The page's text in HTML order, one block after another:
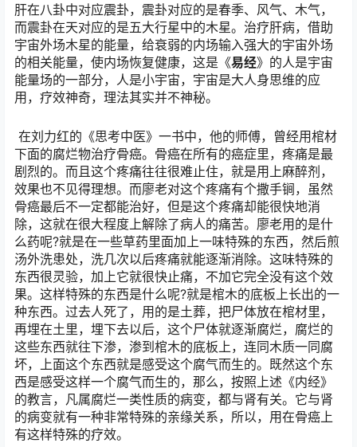
肝在八卦中对应震卦，震卦对应的是春季、风气、木气，
而震卦在天对应的是五大行星中的木星。治疗肝病，借助
宇宙外场木星的能量，给衰弱的内场输入强大的宇宙外场
的相关能量，使内场恢复健康，这是《易经》的人是宇宙
能量场的一部分，人是小宇宙，宇宙是大人身思维的应
用，疗效神奇，理法其实并不神秘。
在刘力红的《思考中医》一书中，他的师傅，曾经用棺材
下面的腐烂物治疗骨癌。骨癌在所有的癌症里，疼痛是最
剧烈的。而且这个疼痛往往很难止住，就是用上麻醉剂，
效果也不见得理想。而廖老对这个疼痛有个撒手锏，虽然
骨癌最后不一定都能治好，但是这个疼痛却能很快地消
除，这就在很大程度上解除了病人的痛苦。廖老用的是什
么药呢?就是在一些草药里面加上一味特殊的东西，然后煎
汤外洗患处，洗几次以后疼痛就能逐渐消除。这味特殊的
东西很灵验，加上它就很快止痛，不加它完全没有这个效
果。这样特殊的东西是什么呢?就是棺木的底板上长出的一
种东西。过去人死了，用的是土葬，把尸体放在棺材里，
再埋在土里，埋下去以后，这个尸体就逐渐腐烂，腐烂的
这些东西就往下渗，渗到棺木的底板上，连同木质一同腐
坏，上面这个东西就是感受这个腐气而生的。既然这个东
西是感受这样一个腐气而生的，那么，按照上述《内经》
的教言，凡属腐烂一类性质的病变，都与肾有关。它与肾
的病变就有一种非常特殊的亲缘关系，所以，用在骨癌上
有这样特殊的疗效。